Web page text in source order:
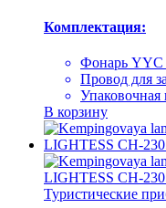
Комплектация:
Фонарь YYC
Провод для
Упаковочная
В корзину
Туристические